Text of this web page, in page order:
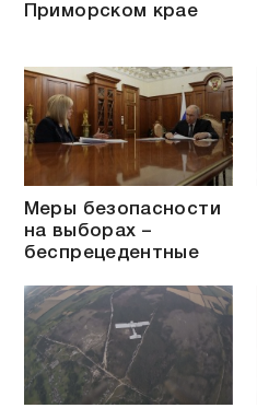
Приморском крае
Меры безопасности
на выборах –
беспрецедентные